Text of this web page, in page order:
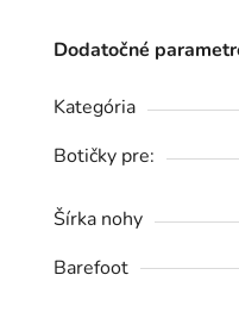
Dodatočné
Kategória
Botičky pre:
Šírka nohy
Barefoot